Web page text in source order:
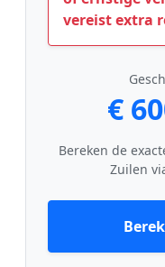
vereist extra
€
Bereken de
Zuilen